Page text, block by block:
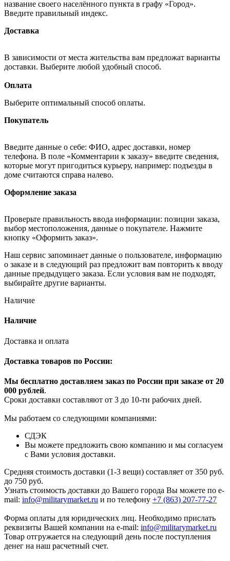
название своего населённого пункта в графу «Город».
Введите правильный индекс.
Доставка
В зависимости от места жительства вам предложат варианты
доставки. Выберите любой удобный способ.
Оплата
Выберите оптимальный способ оплаты.
Покупатель
Введите данные о себе: ФИО, адрес доставки, номер
телефона. В поле «Комментарии к заказу» введите сведения,
которые могут пригодиться курьеру, например: подъезды в
доме считаются справа налево.
Оформление заказа
Проверьте правильность ввода информации: позиции заказа,
выбор местоположения, данные о покупателе. Нажмите
кнопку «Оформить заказ».
Наш сервис запоминает данные о пользователе, информацию
о заказе и в следующий раз предложит вам повторить к вводу
данные предыдущего заказа. Если условия вам не подходят,
выбирайте другие варианты.
Наличие
Наличие
Доставка и оплата
Доставка товаров по России:
Мы бесплатно доставляем заказ по России при заказе от 20
000 рублей.
Сроки доставки составляют от 3 до 10-ти рабочих дней.
Мы работаем со следующими компаниями:
СДЭК
Вы можете предложить свою компанию и мы согласуем
с Вами условия доставки.
Средняя стоимость доставки (1-3 вещи) составляет от 350 руб.
до 750 руб.
Узнать стоимость доставки до Вашего города Вы можете по e-
mail: info@militarymarket.ru и по телефону +7 (863) 207-77-27
Форма оплаты для юридических лиц. Необходимо прислать
реквизиты Вашей компании на е-mail: info@militarymarket.ru
Товар отгружается на следующий день после поступления
денег на наш расчетный счет.